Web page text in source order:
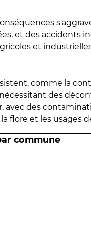
et des accidents
et
comme la
des
des
flore et les usages
commune